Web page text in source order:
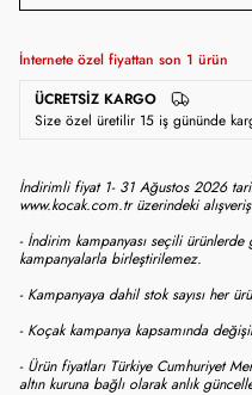
İnternete özel fiyattan son 1 ürün
ÜCRETSIZ KARGO
Size özel üretilir 15 iş gününde
İndirimli fiyat 1- 31 Ağustos 2026
www.kocak.com.tr üzerindeki
- İndirim kampanyası seçili ürünlerde
kampanyalarla birleştirilemez.
- Kampanyaya dahil stok sayısı her
- Koçak kampanya kapsamında
- Ürün fiyatları Türkiye Cumhuriyet
altın kuruna bağlı olarak anlık